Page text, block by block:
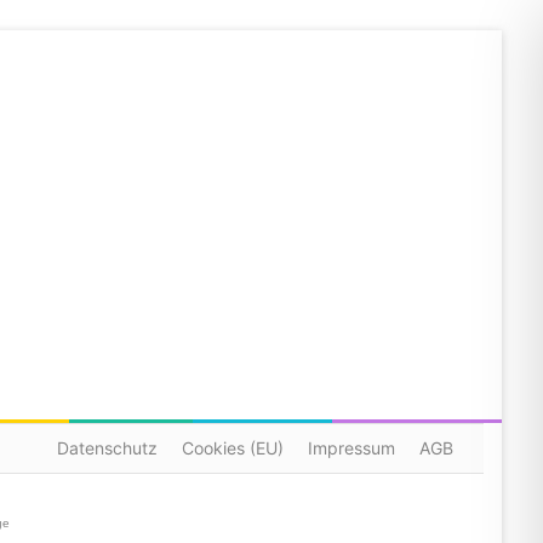
Datenschutz Cookies (EU) Impressum AGB